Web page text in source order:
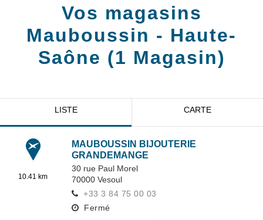
Vos magasins
Mauboussin - Haute-
Saône (1 Magasin)
LISTE CARTE
10.41 km
MAUBOUSSIN BIJOUTERIE
GRANDEMANGE
30 rue Paul Morel
70000 Vesoul
+33 3 84 75 00 03
Fermé